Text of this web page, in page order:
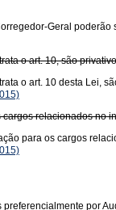
Geral
o art. 10, são
o art. 10 desta Lei,
relacionados no
para os cargos
por